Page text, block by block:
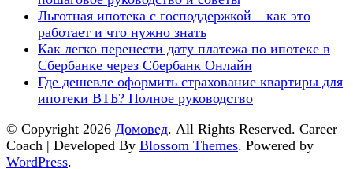
Льготная ипотека с господдержкой – как это
работает и что нужно знать
Как легко перенести дату платежа по ипотеке в
Сбербанке через Сбербанк Онлайн
Где дешевле оформить страхование квартиры для
ипотеки ВТБ? Полное руководство
© Copyright 2026 Домовед. All Rights Reserved. Career
Coach | Developed By Blossom Themes. Powered by
WordPress.